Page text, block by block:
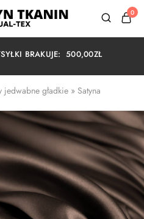
0
BRAKUJE:500,00ZŁ
jedwabne gładkie » Satyna